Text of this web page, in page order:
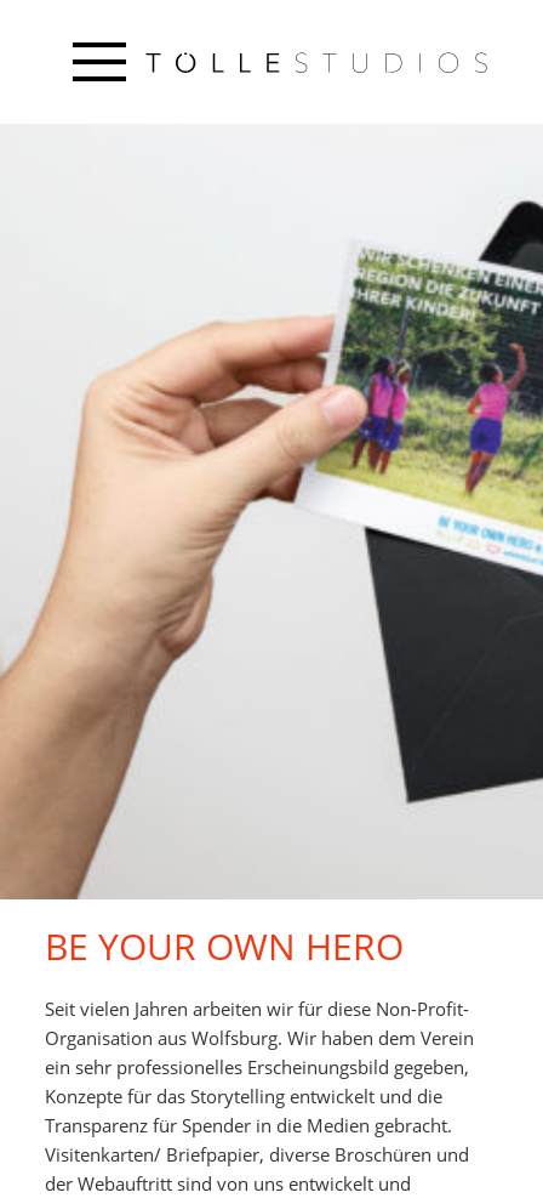
BE YOUR OWN HERO
Seit vielen Jahren arbeiten wir für diese Non-Profit-
Organisation aus Wolfsburg. Wir haben dem Verein
ein sehr professionelles Erscheinungsbild gegeben,
Konzepte für das Storytelling entwickelt und die
Transparenz für Spender in die Medien gebracht.
Visitenkarten/ Briefpapier, diverse Broschüren und
der Webauftritt sind von uns entwickelt und